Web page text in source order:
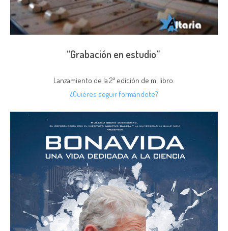
“Grabación en estudio”
Lanzamiento de la 2ª edición de mi libro.
¿Quiéres seguir formándote?